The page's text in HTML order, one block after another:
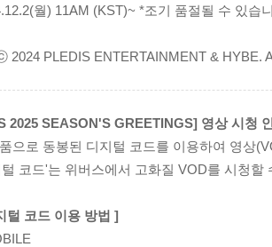
월) 11AM (KST)~ *조기 품절될 수 있습
PLEDIS ENTERTAINMENT & HYBE.
2025 SEASON'S GREETINGS] 영상 시청
으로 동봉된 디지털 코드를 이용하여 영상
코드'는 위버스에서 고화질 VOD를 시청
털 코드 이용 방법 ]